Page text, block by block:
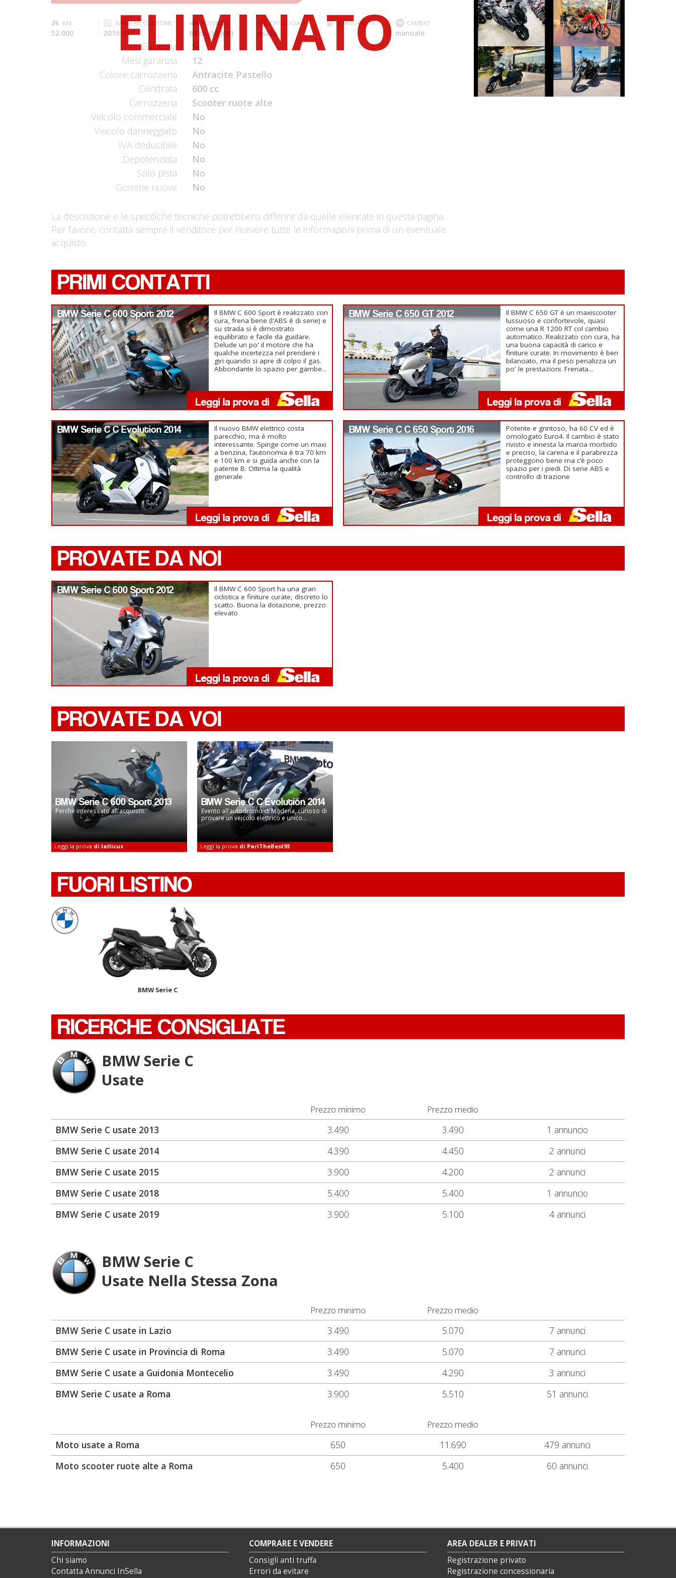
KM
52.000
IMMATRICOLAZIONE
2016-05
POTENZA
68 cv (50 kW)
TIPOLOGIA
usate
CARBURANTE CAMBIO
manuale
Garanzia
Mesi garanzia
12
Colore carrozzeria
Antracite Pastello
Cilindrata
600 cc
Carrozzeria
Scooter ruote alte
Veicolo commerciale
No
Veicolo danneggiato
No
IVA deducibile
No
Depotenziata
No
Solo pista
No
Gomme nuove
No
La descrizione e le specifiche tecniche potrebbero differire da quelle elencate in questa pagina.
Per favore, contatta sempre il venditore per ricevere tutte le informazioni prima di un eventuale
acquisto.
SYM JET
€ 2.590 €
KEEWAY RKF
€ 2.800 €
PIAGGIO MEDLEY
€ 2.990 €
SWM GRAN-
MILANO
€ 2.350 €
PRIMI CONTATTI
BMW Serie C 600 Sport 2012
Il BMW C 600 Sport è realizzato con
cura, frena bene (l'ABS è di serie) e
su strada si è dimostrato
equilibrato e facile da guidare.
Delude un po' il motore che ha
qualche incertezza nel prendere i
giri quando si apre di colpo il gas.
Abbondante lo spazio per gambe...
BMW Serie C 650 GT 2012
Il BMW C 650 GT è un maxiscooter
lussuoso e confortevole, quasi
come una R 1200 RT col cambio
automatico. Realizzato con cura, ha
una buona capacità di carico e
finiture curate. In movimento è ben
bilanciato, ma il peso penalizza un
po' le prestazioni. Frenata...
BMW Serie C C Evolution 2014
Il nuovo BMW elettrico costa
parecchio, ma è molto
interessante. Spinge come un maxi
a benzina, l’autonomia è tra 70 km
e 100 km e si guida anche con la
patente B. Ottima la qualità
generale
BMW Serie C C 650 Sport 2016
Potente e grintoso, ha 60 CV ed è
omologato Euro4. Il cambio è stato
rivisto e innesta la marcia morbido
e preciso, la carena e il parabrezza
proteggono bene ma c’è poco
spazio per i piedi. Di serie ABS e
controllo di trazione
PROVATE DA NOI
BMW Serie C 600 Sport 2012
Il BMW C 600 Sport ha una gran
ciclistica e finiture curate, discreto lo
scatto. Buona la dotazione, prezzo
elevato
PROVATE DA VOI
BMW Serie C 600 Sport 2013
Perché interessato all'acquisto.
Leggi la prova di lallicus
BMW Serie C C Evolution 2014
Evento all’autodromo di Modena, curioso di
provare un veicolo elettrico e unico...
Leggi la prova di PariTheBest93
FUORI LISTINO
BMW Serie C
RICERCHE CONSIGLIATE
BMW Serie C
Usate
Prezzo minimo Prezzo medio
BMW Serie C usate 2013 3.490 3.490
1 annuncio
BMW Serie C usate 2014
4.390 4.450
2 annunci
BMW Serie C usate 2015
3.900 4.200
2 annunci
BMW Serie C usate 2018
5.400 5.400
1 annuncio
BMW Serie C usate 2019
3.900 5.100 4 annunci
BMW Serie C
Usate Nella Stessa Zona
Prezzo minimo Prezzo medio
BMW Serie C usate in Lazio 3.490 5.070
7 annunci
BMW Serie C usate in Provincia di Roma
3.490 5.070
7 annunci
BMW Serie C usate a Guidonia Montecelio
3.490 4.290
3 annunci
BMW Serie C usate a Roma
3.900 5.510 51 annunci
Prezzo minimo Prezzo medio
Moto usate a Roma 650 11.690
479 annunci
Moto scooter ruote alte a Roma
650 5.400 60 annunci
INFORMAZIONI
Chi siamo
Contatta Annunci InSella
COMPRARE E VENDERE
Consigli anti truffa
Errori da evitare
AREA DEALER E PRIVATI
Registrazione privato
Registrazione concessionaria